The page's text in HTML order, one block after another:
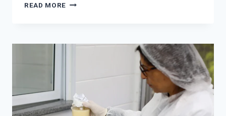
READ MORE